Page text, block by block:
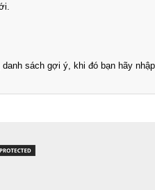
sách gợi ý, khi đó bạn hãy